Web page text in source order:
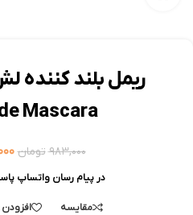
Mascara
۹۸۳,۰۰۰ تومان
در پیام رسان واتساپ
مقایسه